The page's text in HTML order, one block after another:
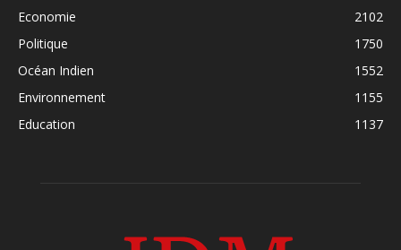
Economie
2102
Politique
1750
Océan Indien
1552
Environnement
1155
Education
1137